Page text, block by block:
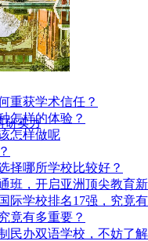
研实力
重获学术信任？
怎样的体验？
怎样做呢
择哪所学校比较好？
班，开启亚洲顶尖教育
际学校排名17强，究竟
竟有多重要？
民办双语学校，不妨了